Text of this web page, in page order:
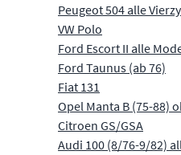
Peugeot 504 alle
VW Polo
Ford Escort II alle
Ford Taunus (ab 76)
Fiat 131
Opel Manta B (75-88)
Citroen GS/GSA
Audi 100 (8/76-9/82)